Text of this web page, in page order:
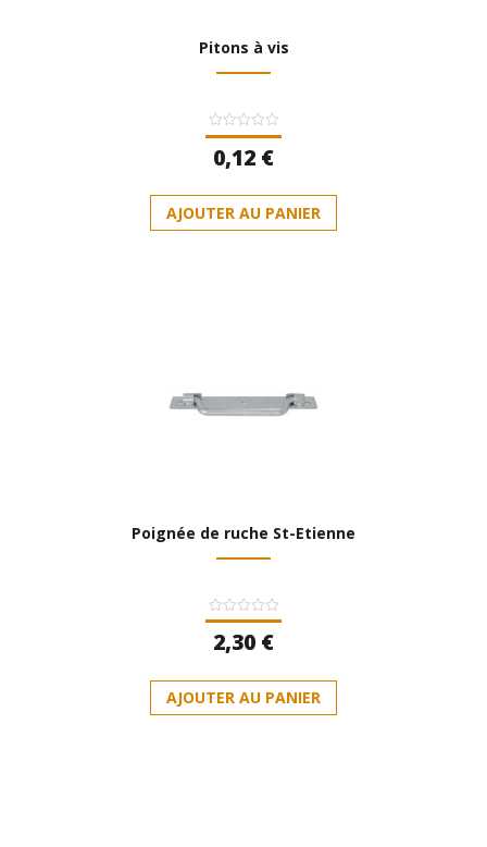
Pitons à vis
Note
0
sur
0,12 €
AJOUTER AU PANIER
Poignée de ruche St-Etienne
Note
0
sur
2,30 €
AJOUTER AU PANIER